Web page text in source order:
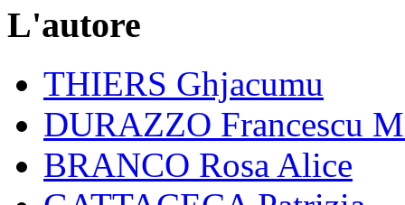
L'autore
THIERS Ghjacumu
DURAZZO Francescu
BRANCO Rosa Alice